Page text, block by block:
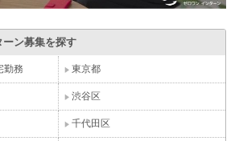
ン募集を探す
勤務 東京都
渋谷区
千代田区